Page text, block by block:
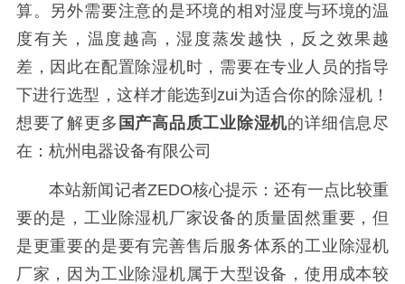
算。另外需要注意的是环境的相对湿度与环境的温
度有关，温度越高，湿度蒸发越快，反之效果越
差，因此在配置除湿机时，需要在专业人员的指导
下进行选型，这样才能选到zui为适合你的除湿机！
想要了解更多 国产高品质工业除湿机的详细信息尽
在：杭州电器设备有限公司
本站新闻记者ZEDO核心提示：还有一点比较重
要的是，工业除湿机厂家设备的质量固然重要，但
是更重要的是要有完善售后服务体系的工业除湿机
厂家，因为工业除湿机属于大型设备，使用成本较